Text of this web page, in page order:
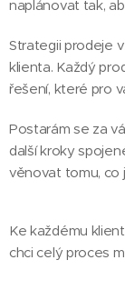
naplánovat tak,
Strategii prodeje
klienta. Každý
řešení, které pro
Postarám se za
další kroky
věnovat tomu, co
Ke každému
chci celý proces